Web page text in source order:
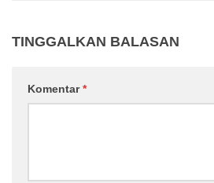
TINGGALKAN BALASAN
Komentar*